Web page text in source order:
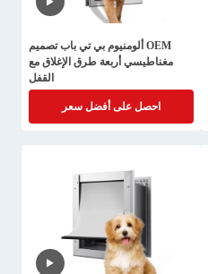
OEM ألومنيوم بي تي باب تصميم
مغناطيسي أربعة طرق الإغلاق مع
القفل
احصل على أفضل سعر